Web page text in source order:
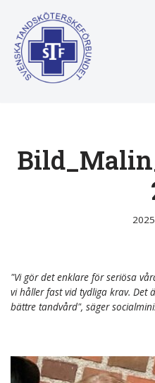
Hoppa
till
innehåll
"Vi gör det enklare för seriösa
vi håller fast vid tydliga krav. Det
bättre tandvård", säger